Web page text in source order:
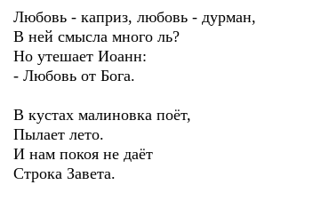
Любовь - каприз, любовь - дурман,
В ней смысла много ль?
Но утешает Иоанн:
- Любовь от Бога.
В кустах малиновка поёт,
Пылает лето.
И нам покоя не даёт
Строка Завета.